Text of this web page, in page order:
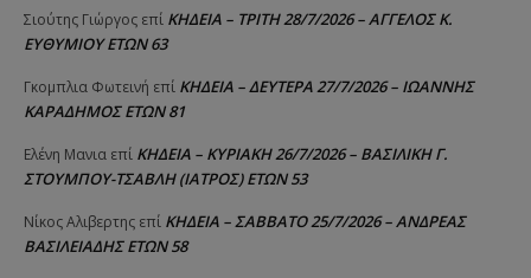
Σιούτης Γιώργος επί ΚΗΔΕΙΑ – ΤΡΙΤΗ 28/7/2026 – ΑΓΓΕΛΟΣ Κ.
ΕΥΘΥΜΙΟΥ ΕΤΩΝ 63
Γκομπλια Φωτεινή επί ΚΗΔΕΙΑ – ΔΕΥΤΕΡΑ 27/7/2026 – ΙΩΑΝΝΗΣ
ΚΑΡΑΔΗΜΟΣ ΕΤΩΝ 81
Ελένη Μανια επί ΚΗΔΕΙΑ – ΚΥΡΙΑΚΗ 26/7/2026 – ΒΑΣΙΛΙΚΗ Γ.
ΣΤΟΥΜΠΟΥ-ΤΣΑΒΛΗ (ΙΑΤΡΟΣ) ΕΤΩΝ 53
Νίκος Αλιβερτης επί ΚΗΔΕΙΑ – ΣΑΒΒΑΤΟ 25/7/2026 – ΑΝΔΡΕΑΣ
ΒΑΣΙΛΕΙΑΔΗΣ ΕΤΩΝ 58